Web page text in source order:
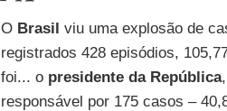
O Brasil viu uma explosão de
registrados 428 episódios,
foi... opresidente da República,
responsável por 175 casos –